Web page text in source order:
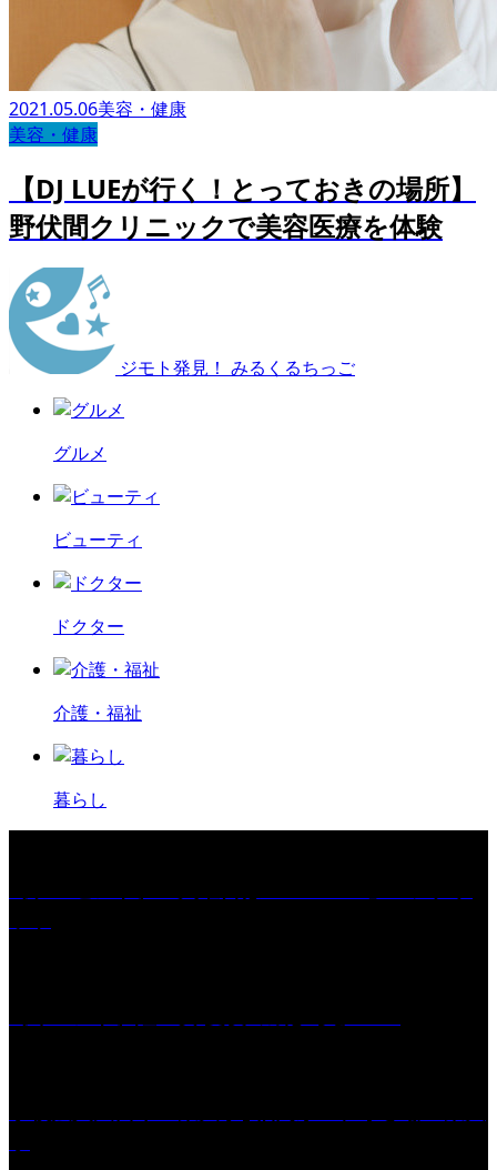
2021.05.06美容・健康
美容・健康
【DJ LUEが行く！とっておきの場所】
野伏間クリニックで美容医療を体験
ジモト発見！ みるくるちっご
グルメ
ビューティ
ドクター
介護・福祉
暮らし